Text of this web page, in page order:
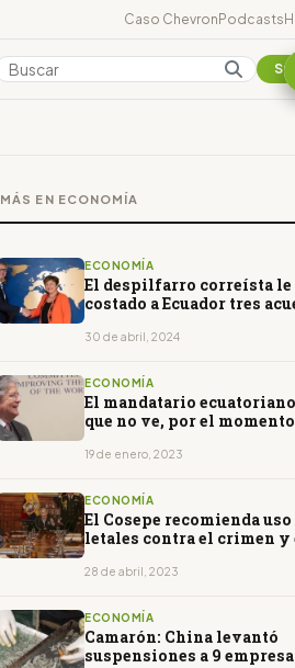
Caso ChevronPodcasts
Colombia
MÁS EN ECONOMÍA
ECONOMÍA
El despilfarro correísta le
costado a Ecuador tres
30 de abril, 2024
ECONOMÍA
El mandatario
que no ve, por el
19 de enero, 2023
ECONOMÍA
El Cosepe recomienda uso
letales contra el crimen y
28 de abril, 2023
ECONOMÍA
Camarón: China levantó
suspensiones a 9